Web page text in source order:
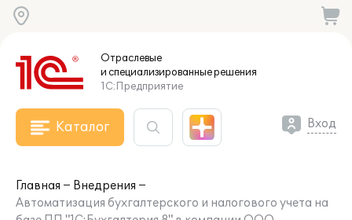
Отраслевые
и специализированныерешения
1С:Предприятие
Каталог Вход
Главная
Внедрения
Автоматизация бухгалтерского и налогового учета на